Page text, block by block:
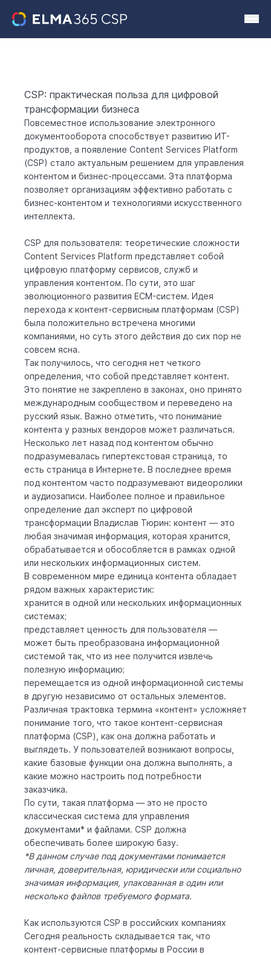
CSP: практическая польза для цифровой
трансформации бизнеса
Повсеместное использование электронного
документооборота способствует развитию ИТ-
продуктов, а появление Content Services Platform
(CSP) стало актуальным решением для управления
контентом и бизнес-процессами. Эта платформа
позволяет организациям эффективно работать с
бизнес-контентом и технологиями искусственного
интеллекта.
CSP для пользователя: теоретические сложности
Content Services Platform представляет собой
цифровую платформу сервисов, служб и
управления контентом. По сути, это шаг
эволюционного развития ECM-систем. Идея
перехода к контент-сервисным платформам (CSP)
была положительно встречена многими
компаниями, но суть этого действия до сих пор не
совсем ясна.
Так получилось, что сегодня нет четкого
определения, что собой представляет контент.
Это понятие не закреплено в законах, оно принято
международным сообществом и переведено на
русский язык. Важно отметить, что понимание
контента у разных вендоров может различаться.
Несколько лет назад под контентом обычно
подразумевалась гипертекстовая страница, то
есть страница в Интернете. В последнее время
под контентом часто подразумевают видеоролики
и аудиозаписи. Наиболее полное и правильное
определение дал эксперт по цифровой
трансформации Владислав Тюрин: контент — это
любая значимая информация, которая хранится,
обрабатывается и обособляется в рамках одной
или нескольких информационных систем.
В современном мире единица контента обладает
рядом важных характеристик:
хранится в одной или нескольких информационных
системах;
представляет ценность для пользователя —
может быть преобразована информационной
системой так, что из нее получится извлечь
полезную информацию;
перемещается из одной информационной системы
в другую независимо от остальных элементов.
Различная трактовка термина «контент» усложняет
понимание того, что такое контент-сервисная
платформа (CSP), как она должна работать и
выглядеть. У пользователей возникают вопросы,
какие базовые функции она должна выполнять, а
какие можно настроить под потребности
заказчика.
По сути, такая платформа — это не просто
классическая система для управления
документами* и файлами. CSP должна
обеспечивать более широкую базу.
*В данном случае под документами понимается
личная, доверительная, юридически или социально
значимая информация, упакованная в один или
несколько файлов требуемого формата.
Как используются CSP в российских компаниях
Сегодня реальность складывается так, что
контент-сервисные платформы в России в